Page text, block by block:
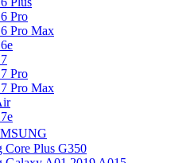
Pro
Pro Max
Pro
Pro Max
Core Plus G350